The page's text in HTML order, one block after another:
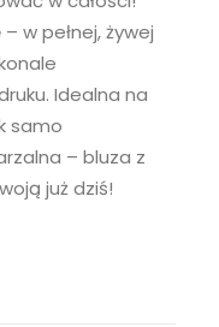
w pełnej, żywej
Idealna na
samo
– bluza z
już dziś!